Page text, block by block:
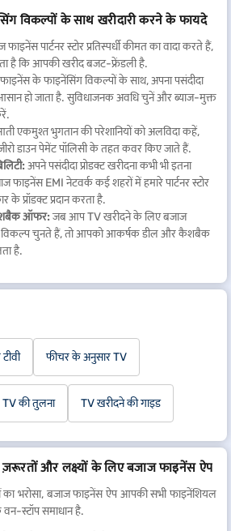
विकल्पों के साथ खरीदारी करने के फायदे
फाइनेंस पार्टनर स्टोर प्रतिस्पर्धी कीमत का वादा करते हैं,
है कि आपकी खरीद बजट-फ्रेंडली है.
के फाइनेंसिंग विकल्पों के साथ, अपना पसंदीदा
हो जाता है. सुविधाजनक अवधि चुनें और ब्याज-मुक्त
एकमुश्त भुगतान की परेशानियों को अलविदा कहें,
ज़ीरो डाउन पेमेंट पॉलिसी के तहत कवर किए जाते हैं.
अपने पसंदीदा प्रोडक्ट खरीदना कभी भी इतना
फाइनेंस EMI नेटवर्क कई शहरों में हमारे पार्टनर स्टोर
के प्रॉडक्ट प्रदान करता है.
ऑफर: जब आप TV खरीदने के लिए बजाज
विकल्प चुनते हैं, तो आपको आकर्षक डील और कैशबैक
है.
फीचर के अनुसार TV
TV की तुलना TV खरीदने की गाइड
और लक्ष्यों के लिए बजाज फाइनेंस ऐप
का भरोसा, बजाज फाइनेंस ऐप आपकी सभी फाइनेंशियल
स्टॉप समाधान है.